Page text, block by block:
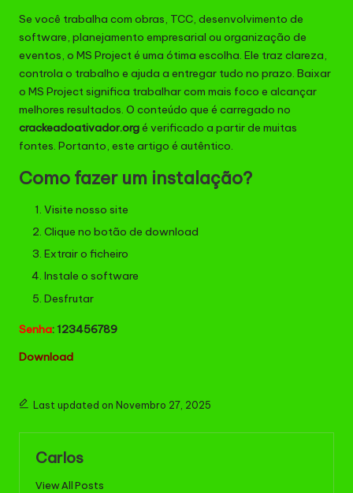
Se você trabalha com obras, TCC, desenvolvimento de
software, planejamento empresarial ou organização de
eventos, o MS Project é uma ótima escolha. Ele traz clareza,
controla o trabalho e ajuda a entregar tudo no prazo. Baixar
o MS Project significa trabalhar com mais foco e alcançar
melhores resultados. O conteúdo que é carregado no
crackeadoativador.orgé verificado a partir de muitas
fontes. Portanto, este artigo é autêntico.
Como fazer um instalação?
Visite nosso site
Clique no botão de download
Extrair o ficheiro
Instale o software
Desfrutar
Senha: 123456789
Download
Last updated on Novembro 27, 2025
Carlos
View All Posts